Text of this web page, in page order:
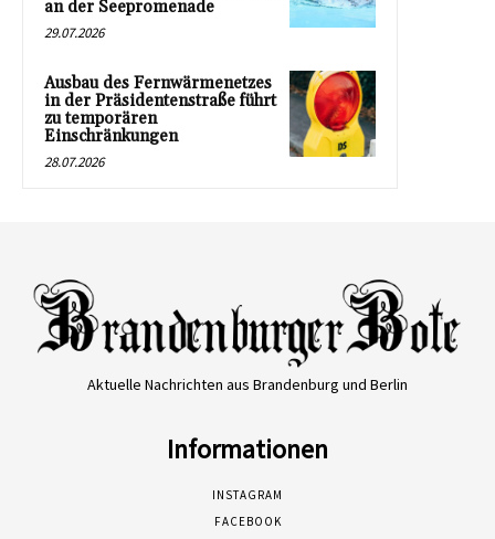
an der Seepromenade
29.07.2026
Ausbau des Fernwärmenetzes
in der Präsidentenstraße führt
zu temporären
Einschränkungen
28.07.2026
Aktuelle Nachrichten aus Brandenburg und Berlin
Informationen
INSTAGRAM
FACEBOOK